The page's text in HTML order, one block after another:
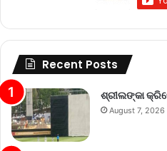
Recent Posts
ଶ୍ରୀଲଙ୍କା
August 7, 2026